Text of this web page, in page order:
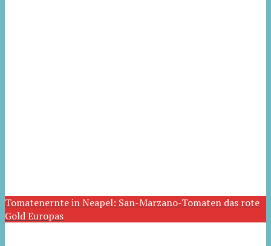
Tomatenernte in Neapel: San-Marzano-Tomaten das rote
Gold Europas